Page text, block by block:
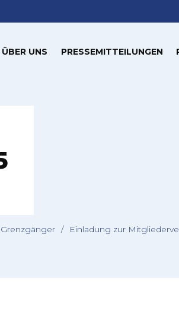
ÜBER UNS PRESSEMITTEILUNGEN
/
Einladung zur